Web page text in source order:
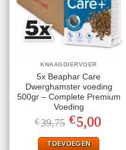
KNAAGDIERVOER
5x Beaphar Care
Dwerghamster voeding
500gr – Complete Premium
Voeding
€39,75 Oorspronkelijke
prijs
was:
€39,75.
€5,00Huidige
prijs
TOEVOEGEN